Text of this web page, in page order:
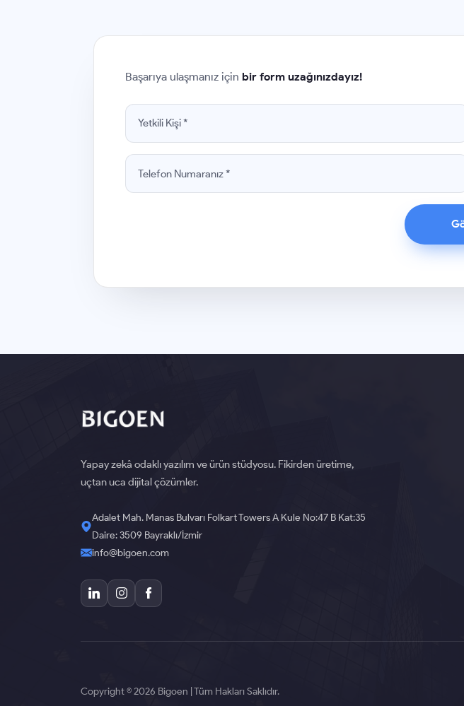
Başarıya ulaşmanız için bir form uzağınızdayız!
Yapay zekâ odaklı yazılım ve ürün stüdyosu. Fikirden üretime,
uçtan uca dijital çözümler.
Adalet Mah. Manas Bulvarı Folkart Towers A Kule No:47 B Kat:35
Daire: 3509 Bayraklı/İzmir
info@bigoen.com
Copyright © 2026 Bigoen | Tüm Hakları Saklıdır.